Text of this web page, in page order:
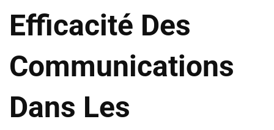
Efficacité Des
Communications
Dans Les